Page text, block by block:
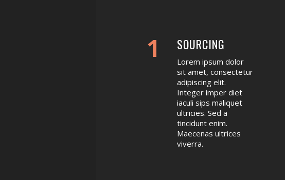
1 SOURCING
Lorem ipsum dolor
sit amet, consectetur
adipiscing elit.
Integer imper diet
iaculi sips maliquet
ultricies. Sed a
tincidunt enim.
Maecenas ultrices
viverra.